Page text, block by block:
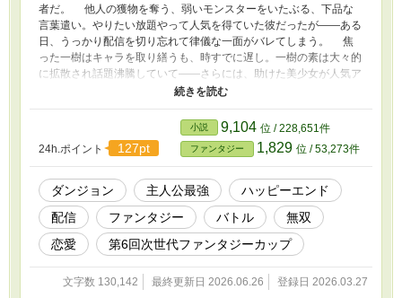
者だ。 他人の獲物を奪う、弱いモンスターをいたぶる、下品な
言葉遣い。やりたい放題やって人気を得ていた彼だったが――ある
日、うっかり配信を切り忘れて律儀な一面がバレてしまう。 焦
った一樹はキャラを取り繕うも、時すでに遅し。一樹の素は大々的
に拡散され話題沸騰していて――さらには、助けた美少女が人気ア
イドル配信者だったことで、全国レベルでバズってしまい！？ こ
くある物語。 ※本作はカクヨムでも連載しています。そちらでの
タイトルは「ダンジョンで迷惑配信者をやっていた俺。うっかりア
イドル配信者を助けた結果、良い人バレして鬼バズってしまう～も
う元のキャラには戻れないかもしれない〜」となります。
24h.ポイント 127pt
小説 9,104 位 / 228,651件
ファンタジー 1,829 位 / 53,273件
ダンジョン 主人公最強
ハッピーエンド
配信
ファンタジー バトル
無双
恋愛
第6回次世代ファンタジーカップ
文字数 130,142 最終更新日 2026.06.26 登録日 2026.03.27